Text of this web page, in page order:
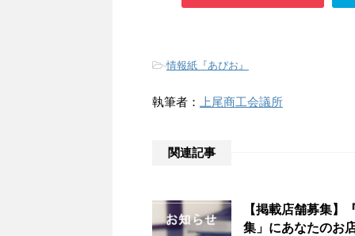
-情報紙『あぴお』
執筆者： 上尾商工会議所
関連記事
【掲載店舗募集】
集」にあなたのお